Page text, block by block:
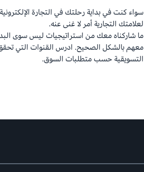
سواء كنت في بداية رحلتك في التجارة
لعلامتك التجارية أمر لا غنى عنه.
ما شاركناه معك من استراتيجيات ليس سوى
معهم بالشكل الصحيح. ادرس القنوات التي
التسويقية حسب متطلبات السوق.